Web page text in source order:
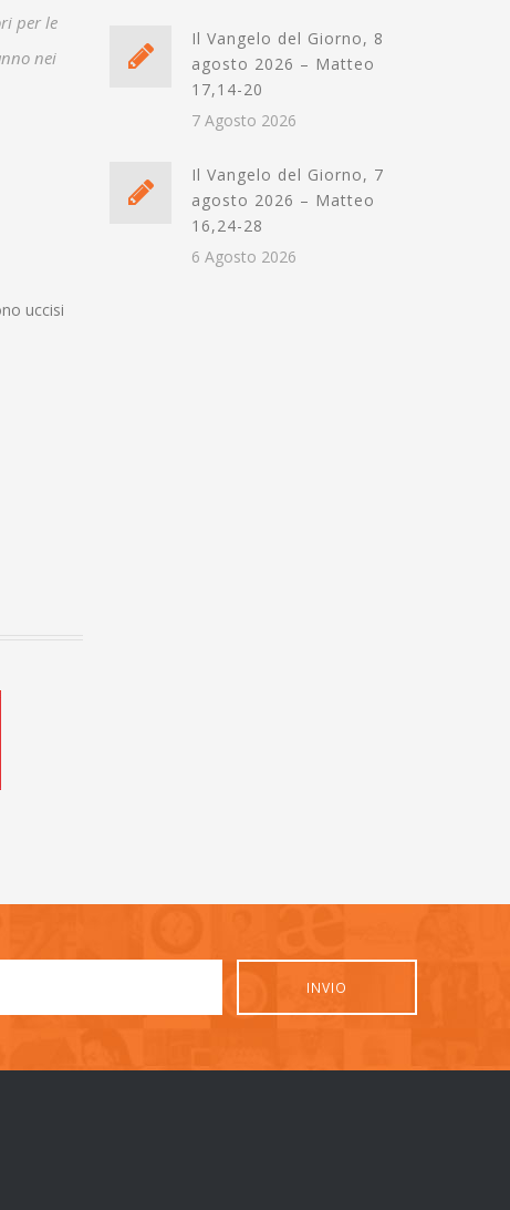
per le
nei
uccisi
Il Vangelo del Giorno, 8
agosto 2026 – Matteo
17,14-20
7 Agosto 2026
Il Vangelo del Giorno, 7
agosto 2026 – Matteo
16,24-28
6 Agosto 2026